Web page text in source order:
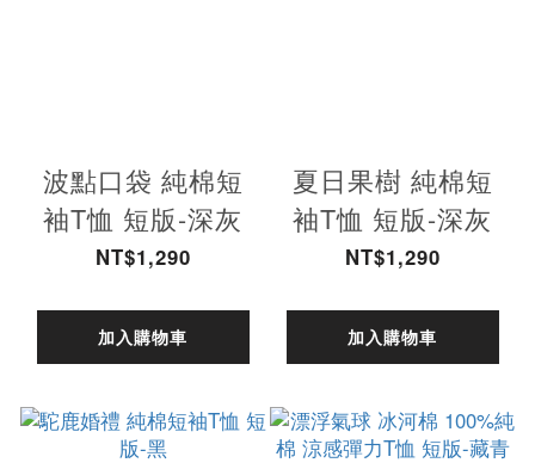
波點口袋 純棉短
袖T恤 短版-深灰
NT$1,290
加入購物車
夏日果樹 純棉短
袖T恤 短版-深灰
NT$1,290
加入購物車